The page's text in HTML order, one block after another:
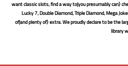
من غلق تطبيق
want classic slots, find a way to|you presumably can}
Lucky 7, Double Diamond, Triple Diamond, Mega
of|and plenty of} extra. We proudly declare to be the
library